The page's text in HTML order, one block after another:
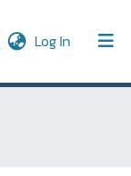
Log In (current)